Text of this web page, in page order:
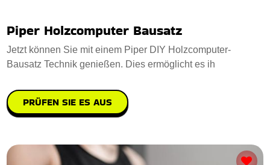
Piper Holzcomputer Bausatz
Jetzt können Sie mit einem Piper DIY Holzcomputer-
Bausatz Technik genießen. Dies ermöglicht es ih
PRÜFEN SIE ES AUS